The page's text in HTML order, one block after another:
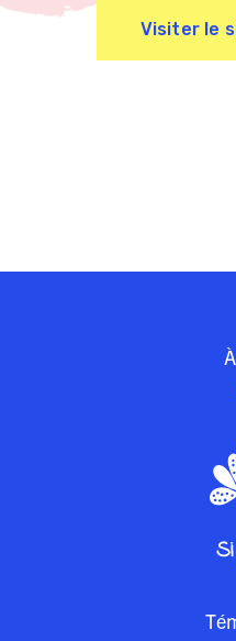
Visiter le